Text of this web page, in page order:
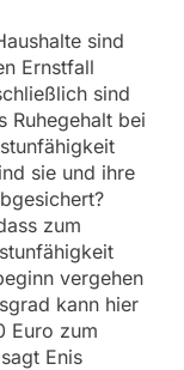
sind
Ernstfall
sind
Ruhegehalt bei
sie und ihre
zum
vergehen
kann hier
Euro zum
Enis